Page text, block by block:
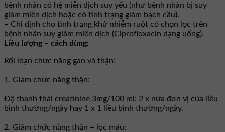
bệnh nhân có hệ miễn dịch suy yếu (như bệnh nhân bị suy
giảm miễn dịch hoặc có tình trạng giảm bạch cầu).
– Chỉ định cho tình trạng khử nhiễm ruột có chọn lọc trên
bệnh nhân suy giảm miễn dịch (Ciprofloxacin dạng uống).
Liều lượng – cách dùng:
Rối loạn chức năng gan và thận:
1. Giảm chức năng thận:
Ðộ thanh thải creatinine 3mg/100 ml: 2 x nửa đơn vị của liều
bình thường/ngày hay 1 x 1 liều bình thường/ngày.
2. Giảm chức năng thận + lọc máu: